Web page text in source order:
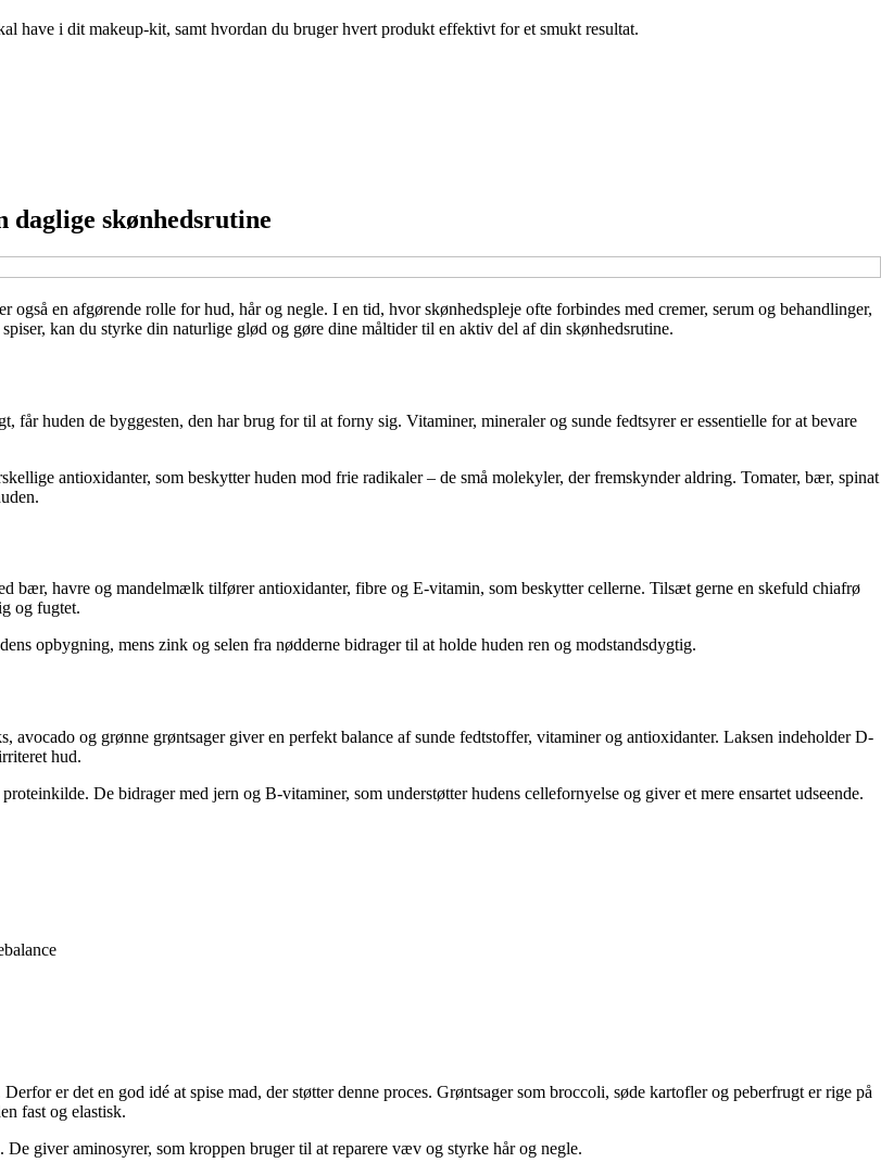
have i dit makeup-kit, samt hvordan du bruger hvert produkt effektivt for et smukt resultat.
skønhedsrutine
en afgørende rolle for hud, hår og negle. I en tid, hvor skønhedspleje ofte forbindes med cremer, serum og behandlinger,
kan du styrke din naturlige glød og gøre dine måltider til en aktiv del af din skønhedsrutine.
huden de byggesten, den har brug for til at forny sig. Vitaminer, mineraler og sunde fedtsyrer er essentielle for at bevare
antioxidanter, som beskytter huden mod frie radikaler – de små molekyler, der fremskynder aldring. Tomater, bær, spinat
bær, havre og mandelmælk tilfører antioxidanter, fibre og E-vitamin, som beskytter cellerne. Tilsæt gerne en skefuld chiafrø
og fugtet.
opbygning, mens zink og selen fra nødderne bidrager til at holde huden ren og modstandsdygtig.
og grønne grøntsager giver en perfekt balance af sunde fedtstoffer, vitaminer og antioxidanter. Laksen indeholder D-
hud.
De bidrager med jern og B-vitaminer, som understøtter hudens cellefornyelse og giver et mere ensartet udseende.
er det en god idé at spise mad, der støtter denne proces. Grøntsager som broccoli, søde kartofler og peberfrugt er rige på
fast og elastisk.
giver aminosyrer, som kroppen bruger til at reparere væv og styrke hår og negle.